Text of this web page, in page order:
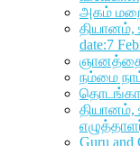
அகம்
தியானம்,
date:7
ஞானத்தை
நம்மை
தியானம்,
Guru and